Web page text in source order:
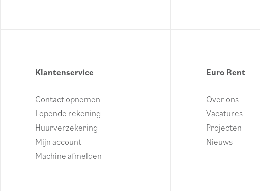
Klantenservice
Contact opnemen
Lopende rekening
Huurverzekering
Mijn account
Machine afmelden
Euro Rent
Over ons
Vacatures
Projecten
Nieuws